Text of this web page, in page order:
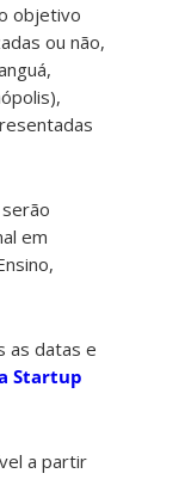
objetivo
ou não,
em
as datas e
Startup
a partir